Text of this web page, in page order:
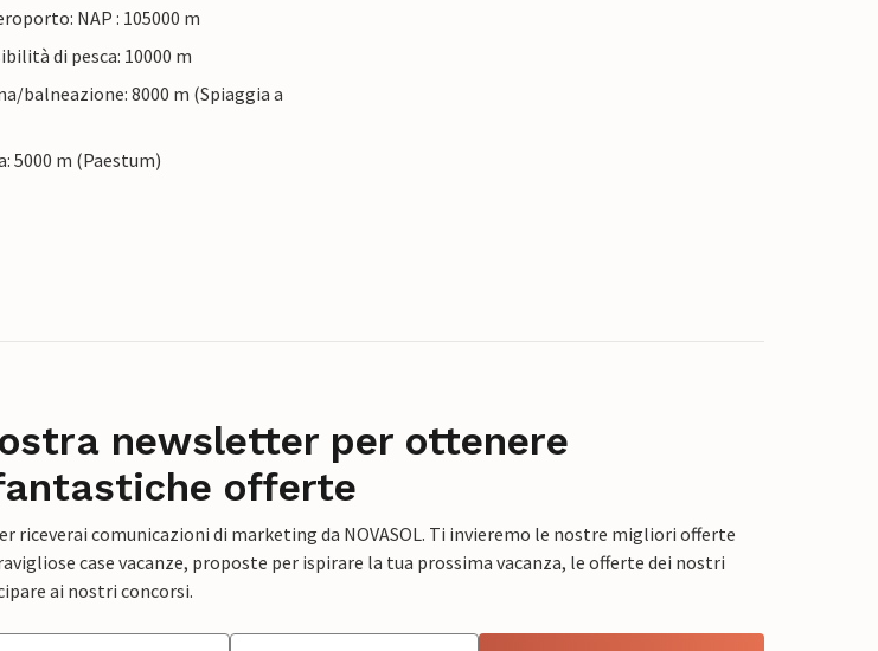
NAP : 105000 m
di pesca: 10000 m
balneazione: 8000 m (Spiaggia a
5000 m (Paestum)
newsletter per ottenere
offerte
riceverai comunicazioni di marketing da NOVASOL. Ti invieremo le nostre migliori offerte
case vacanze, proposte per ispirare la tua prossima vacanza, le offerte dei nostri
ai nostri concorsi.